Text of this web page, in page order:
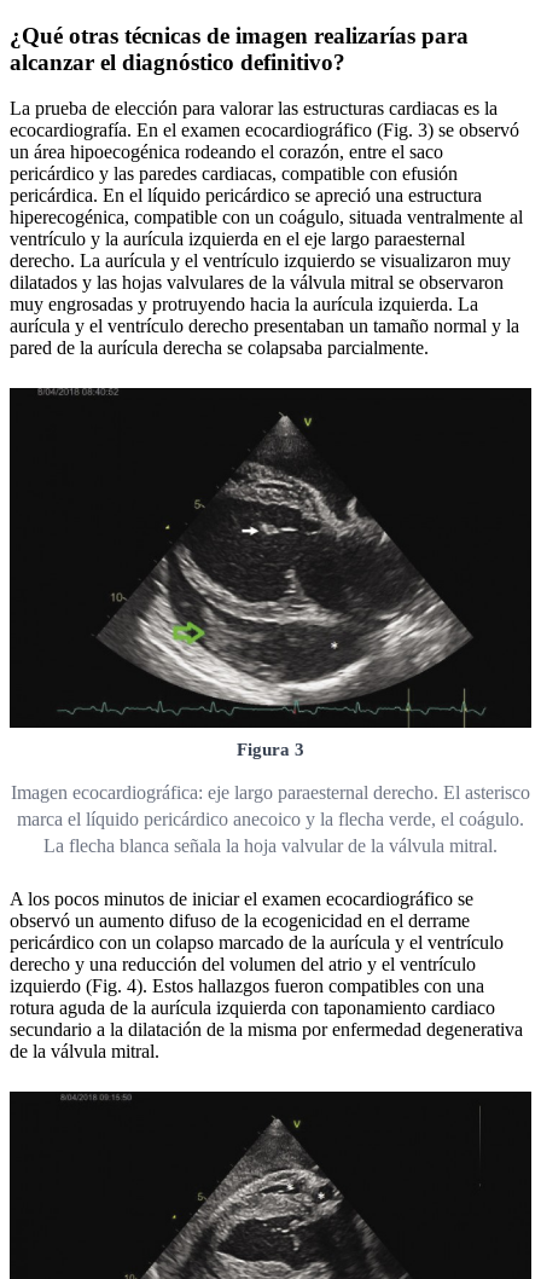
¿Qué otras técnicas de imagen realizarías para
alcanzar el diagnóstico definitivo?
La prueba de elección para valorar las estructuras cardiacas es la
ecocardiografía. En el examen ecocardiográfico (Fig. 3) se observó
un área hipoecogénica rodeando el corazón, entre el saco
pericárdico y las paredes cardiacas, compatible con efusión
pericárdica. En el líquido pericárdico se apreció una estructura
hiperecogénica, compatible con un coágulo, situada ventralmente al
ventrículo y la aurícula izquierda en el eje largo paraesternal
derecho. La aurícula y el ventrículo izquierdo se visualizaron muy
dilatados y las hojas valvulares de la válvula mitral se observaron
muy engrosadas y protruyendo hacia la aurícula izquierda. La
aurícula y el ventrículo derecho presentaban un tamaño normal y la
pared de la aurícula derecha se colapsaba parcialmente.
Figura 3
Imagen ecocardiográfica: eje largo paraesternal derecho. El asterisco
marca el líquido pericárdico anecoico y la flecha verde, el coágulo.
La flecha blanca señala la hoja valvular de la válvula mitral.
A los pocos minutos de iniciar el examen ecocardiográfico se
observó un aumento difuso de la ecogenicidad en el derrame
pericárdico con un colapso marcado de la aurícula y el ventrículo
derecho y una reducción del volumen del atrio y el ventrículo
izquierdo (Fig. 4). Estos hallazgos fueron compatibles con una
rotura aguda de la aurícula izquierda con taponamiento cardiaco
secundario a la dilatación de la misma por enfermedad degenerativa
de la válvula mitral.